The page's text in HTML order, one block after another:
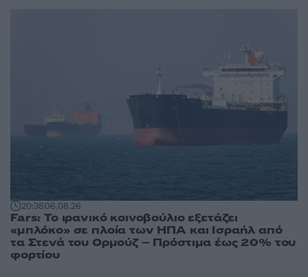
20:3806.08.26
Fars: Το ιρανικό κοινοβούλιο εξετάζει
«μπλόκο» σε πλοία των ΗΠΑ και Ισραήλ από
τα Στενά του Ορμούζ – Πρόστιμα έως 20% του
φορτίου